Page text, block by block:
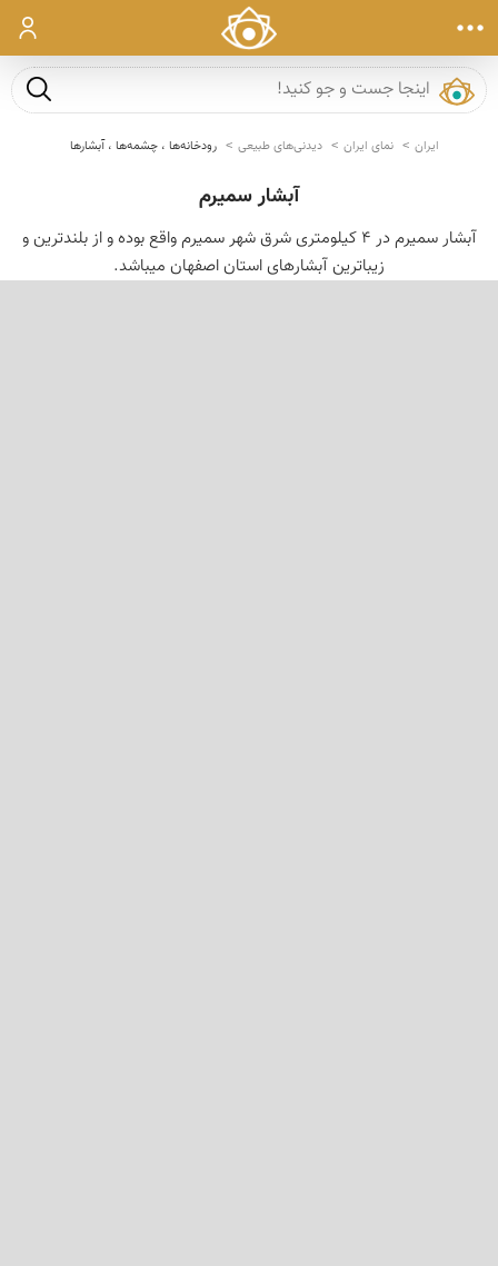
ورود
جست و
ایران نمای ایران دیدنی‌های طبیعی رودخانه‌ها ، چشمه‌ها ، آبشارها
آبشار سمیرم
آبشار سمیرم در ۴ کیلومتری شرق شهر سمیرم واقع بوده و از بلندترین و
زیباترین آبشارهای استان اصفهان میباشد.